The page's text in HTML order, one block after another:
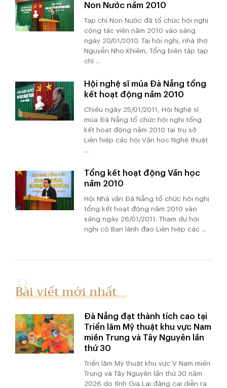
Non Nước năm 2010
Tạp chí Non Nước đã tổ chức hội nghị
cộng tác viên năm 2010 vào sáng
ngày 20/01/2010. Tại hội nghị, nhà thơ
Nguyễn Nho Khiêm, Tổng biên tập tạp
chí ...
Hội nghệ sĩ múa Đà Nẵng tổng
kết hoạt động năm 2010
Chiều ngày 25/01/2011, Hội Nghệ sĩ
múa Đà Nẵng tổ chức hội nghị tổng
kết hoạt động năm 2010 tại trụ sở
Liên hiệp các hội Văn học Nghệ thuật
...
Tổng kết hoạt động Văn học
năm 2010
Hội Nhà văn Đà Nẵng tổ chức hội nghị
tổng kết hoạt động năm 2010 vào
sáng ngày 26/01/2011. Tham dự hội
nghị có Ban lãnh đạo Liên hiệp các ...
Bài viết mới nhất
Đà Nẵng đạt thành tích cao tại
Triển lãm Mỹ thuật khu vực Nam
miền Trung và Tây Nguyên lần
thứ 30
Triển lãm Mỹ thuật khu vực V Nam miền
Trung và Tây Nguyên lần thứ 30 năm
2026 do tỉnh Gia Lai đăng cai diễn ra